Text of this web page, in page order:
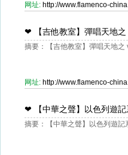
网址: http://www.flamenco-
❤ 【吉他教室】彈唱天地
摘要：【吉他教室】彈唱天地之
网址: http://www.flamenco-
❤ 【中華之聲】以色列遊
摘要：【中華之聲】以色列遊記